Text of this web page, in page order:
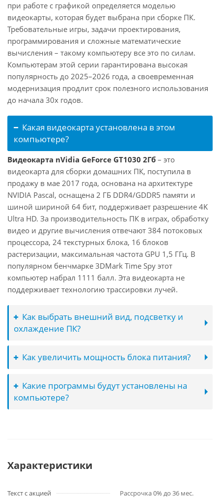
при работе с графикой определяется моделью
видеокарты, которая будет выбрана при сборке ПК.
Требовательные игры, задачи проектирования,
программирования и сложные математические
вычисления – такому компьютеру все это по силам.
Компьютерам этой серии гарантирована высокая
популярность до 2025–2026 года, а своевременная
модернизация продлит срок полезного использования
до начала 30х годов.
Какая видеокарта установлена в этом
компьютере?
Видеокарта nVidia GeForce GT1030 2Гб – это
видеокарта для сборки домашних ПК, поступила в
продажу в мае 2017 года, основана на архитектуре
NVIDIA Pascal, оснащена 2 ГБ DDR4/GDDR5 памяти и
шиной шириной 64 бит, поддерживает разрешение 4K
Ultra HD. За производительность ПК в играх, обработку
видео и другие вычисления отвечают 384 потоковых
процессора, 24 текстурных блока, 16 блоков
растеризации, максимальная частота GPU 1,5 ГГц. В
популярном бенчмарке 3DMark Time Spy этот
компьютер набрал 1111 балл. Эта видеокарта не
поддерживает технологию трассировки лучей.
Как выбрать внешний вид, подсветку и
охлаждение ПК?
Как увеличить мощность блока питания?
Какие программы будут установлены на
компьютере?
Характеристики
Текст с акцией Рассрочка 0% до 36 мес.